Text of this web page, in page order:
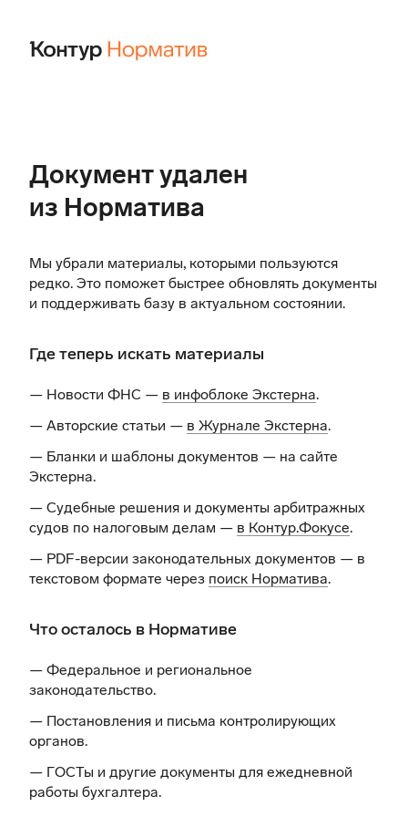
Документ удален
из Норматива
Мы убрали материалы, которыми пользуются
редко. Это поможет быстрее обновлять документы
и поддерживать базу в актуальном состоянии.
Где теперь искать материалы
— Новости ФНС — в инфоблоке Экстерна.
— Авторские статьи — в Журнале Экстерна.
— Бланки и шаблоны документов — на сайте
Экстерна.
— Судебные решения и документы арбитражных
судов по налоговым делам — в Контур.Фокусе.
— PDF-версии законодательных документов — в
текстовом формате через поиск Норматива.
Что осталось в Нормативе
— Федеральное и региональное
законодательство.
— Постановления и письма контролирующих
органов.
— ГОСТы и другие документы для ежедневной
работы бухгалтера.